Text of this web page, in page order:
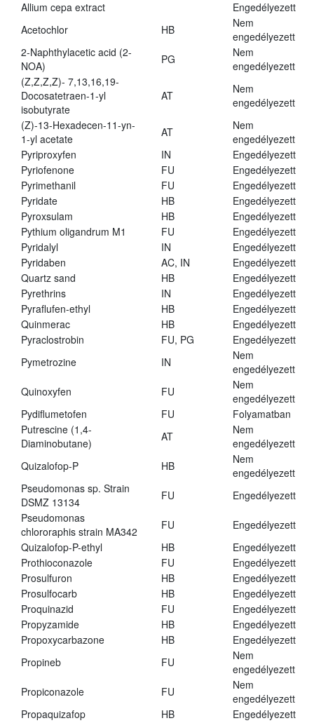
Allium cepa extract
Engedélyezett
Acetochlor
HB
Nem
engedélyezett
2-Naphthylacetic acid (2-
NOA)
PG
Nem
engedélyezett
(Z,Z,Z,Z)- 7,13,16,19-
Docosatetraen-1-yl
isobutyrate
AT
Nem
engedélyezett
(Z)-13-Hexadecen-11-yn-
1-yl acetate
AT
Nem
engedélyezett
Pyriproxyfen
IN
Engedélyezett
Pyriofenone
FU
Engedélyezett
Pyrimethanil
FU
Engedélyezett
Pyridate
HB
Engedélyezett
Pyroxsulam
HB
Engedélyezett
Pythium oligandrum M1
FU
Engedélyezett
Pyridalyl
IN
Engedélyezett
Pyridaben
AC, IN
Engedélyezett
Quartz sand
HB
Engedélyezett
Pyrethrins
IN
Engedélyezett
Pyraflufen-ethyl
HB
Engedélyezett
Quinmerac
HB
Engedélyezett
Pyraclostrobin
FU, PG
Engedélyezett
Pymetrozine
IN
Nem
engedélyezett
Quinoxyfen
FU
Nem
engedélyezett
Pydiflumetofen
FU
Folyamatban
Putrescine (1,4-
Diaminobutane)
AT
Nem
engedélyezett
Quizalofop-P
HB
Nem
engedélyezett
Pseudomonas sp. Strain
DSMZ 13134
FU
Engedélyezett
Pseudomonas
chlororaphis strain MA342
FU
Engedélyezett
Quizalofop-P-ethyl
HB
Engedélyezett
Prothioconazole
FU
Engedélyezett
Prosulfuron
HB
Engedélyezett
Prosulfocarb
HB
Engedélyezett
Proquinazid
FU
Engedélyezett
Propyzamide
HB
Engedélyezett
Propoxycarbazone
HB
Engedélyezett
Propineb
FU
Nem
engedélyezett
Propiconazole
FU
Nem
engedélyezett
Propaquizafop
HB
Engedélyezett